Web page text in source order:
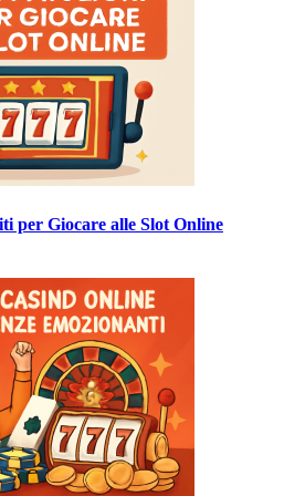
per Giocare alle Slot Online